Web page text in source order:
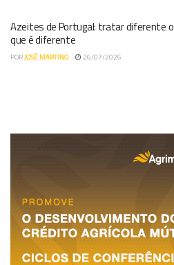
Azeites de Portugal: tratar diferente o
que é diferente
PORJOSÉ MARTINO 26/07/2026